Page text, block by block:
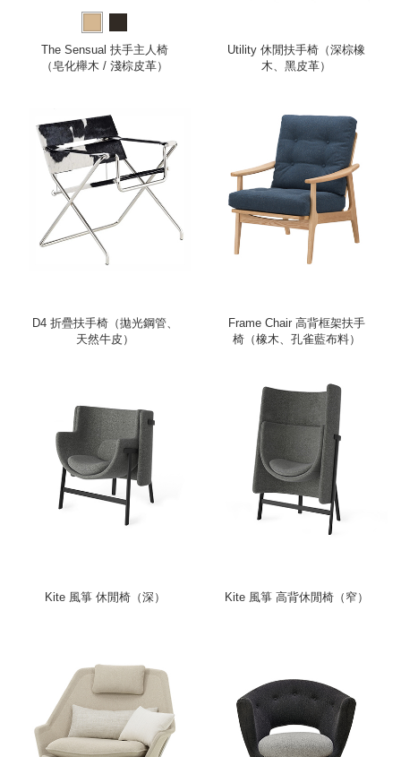
The Sensual 扶手主人椅
（皂化櫸木 / 淺棕皮革）
Utility 休閒扶手椅（深棕橡
木、黑皮革）
D4 折疊扶手椅（拋光鋼管、
天然牛皮）
Frame Chair 高背框架扶手
椅（橡木、孔雀藍布料）
Kite 風箏 休閒椅（深） Kite 風箏 高背休閒椅（窄）